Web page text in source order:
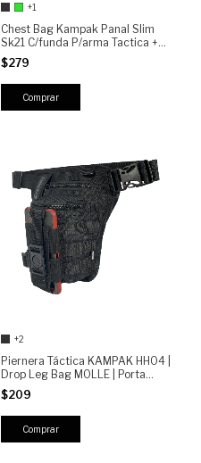
+1
Chest Bag Kampak Panal Slim
Sk21 C/funda P/arma Tactica +
PARCHE GRATIS
$279
Comprar
+2
Piernera Táctica KAMPAK HH04 |
Drop Leg Bag MOLLE | Porta
Accesorios Outdoor | Muslera
Ajustable Militar | Tactical Leg
Bag
$209
Comprar